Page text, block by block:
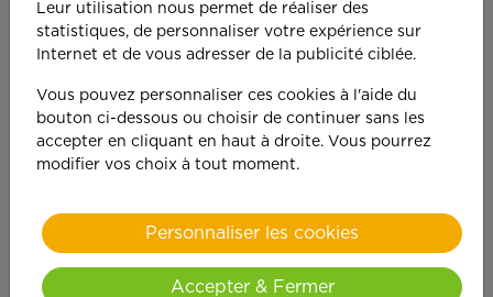
On est toujours plus
performant
quand on y met du
cœur !
Leur utilisation nous permet de réaliser des
statistiques, de personnaliser votre expérience sur
Internet et de vous adresser de la publicité ciblée.
Vous pouvez personnaliser ces cookies à l'aide du
bouton ci-dessous ou choisir de continuer sans les
accepter en cliquant en haut à droite. Vous pourrez
modifier vos choix à tout moment.
Personnaliser les cookies
Accepter & Fermer